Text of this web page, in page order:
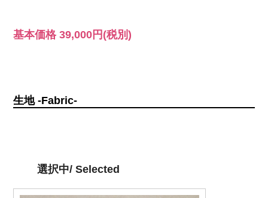
基本価格39,000円 (税別)
生地 -Fabric-
選択中/ Selected